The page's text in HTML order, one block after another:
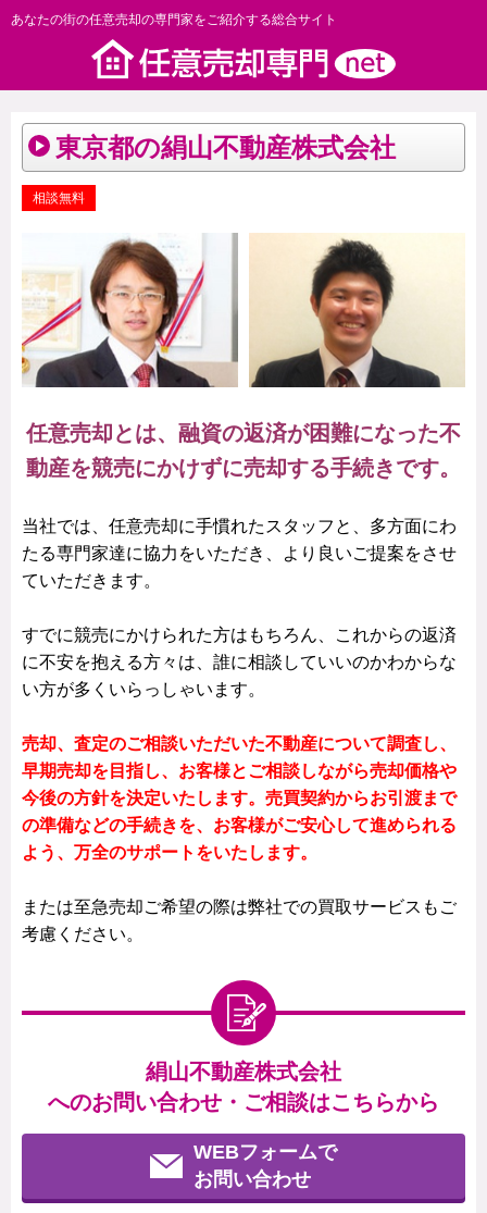
あなたの街の任意売却の専門家をご紹介する総合サイト
東京都の絹山不動産株式会社
相談無料
任意売却とは、融資の返済が困難になった不
動産を競売にかけずに売却する手続きです。
当社では、任意売却に手慣れたスタッフと、多方面にわ
たる専門家達に協力をいただき、より良いご提案をさせ
ていただきます。
すでに競売にかけられた方はもちろん、これからの返済
に不安を抱える方々は、誰に相談していいのかわからな
い方が多くいらっしゃいます。
売却、査定のご相談いただいた不動産について調査し、
早期売却を目指し、お客様とご相談しながら売却価格や
今後の方針を決定いたします。売買契約からお引渡まで
の準備などの手続きを、お客様がご安心して進められる
よう、万全のサポートをいたします。
または至急売却ご希望の際は弊社での買取サービスもご
考慮ください。
絹山不動産株式会社
へのお問い合わせ・ご相談はこちらから
WEBフォームで
お問い合わせ